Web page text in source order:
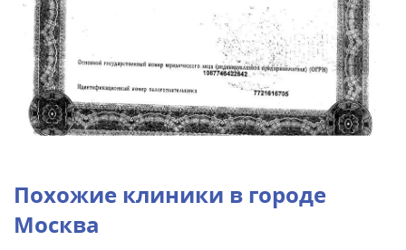
Похожие клиники в городе
Москва